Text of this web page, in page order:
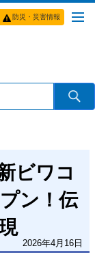
防災・災害情報
ビワコ
ン！伝
2026年4月16日